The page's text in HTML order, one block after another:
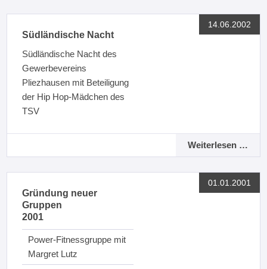
14.06.2002
Südländische Nacht
Südländische Nacht des
Gewerbevereins
Pliezhausen mit Beteiligung
der Hip Hop-Mädchen des
TSV
Weiterlesen …
01.01.2001
Gründung neuer
Gruppen
2001
Power-Fitnessgruppe mit
Margret Lutz